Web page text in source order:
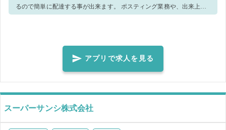
るので簡単に配達する事が出来ます。 ポスティング業務や、出来上が
よっては他の業務を実施していただくことがあります。 ★スマホ貸
与：すかいらーく仕様にカスタマイズされたアプリが入ったスマホを
業務開始前に貸与します。 (専用の地図やナビもスマホに入っていま
す) ★配達手段：三輪原付スクーターです。必要な運転免許証は原付免
許です。
アプリで求人を見る
スーパーサンシ株式会社